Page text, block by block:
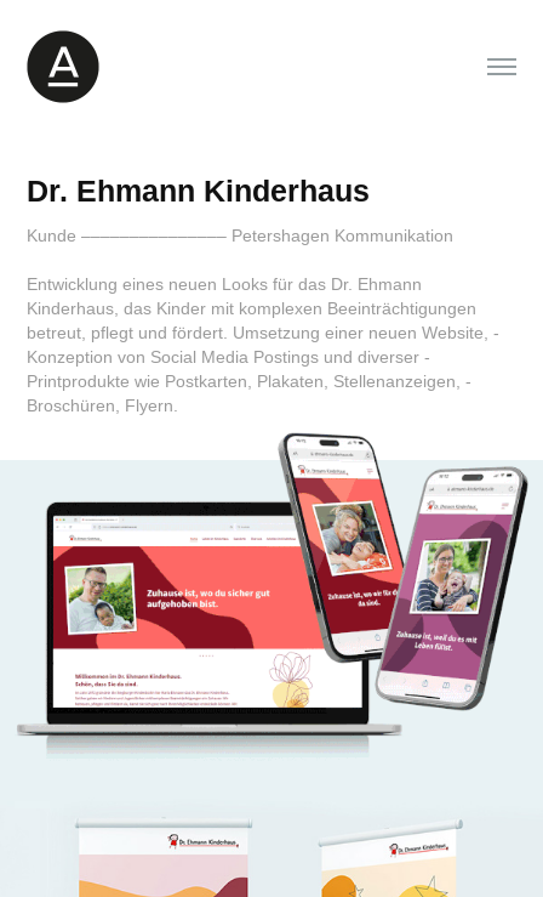
Dr. Ehmann Kinderhaus
Kunde ––––––––––––––– Petershagen Kommunikation
Entwicklung eines neuen Looks für das Dr. Ehmann
Kinderhaus, das Kinder mit ­komplexen Beeinträchtigungen
betreut, pflegt und fördert. Umsetzung einer neuen Website, ­
Konzeption von Social Media Postings und diverser ­
Printprodukte wie Postkarten, ­Plakaten, Stellen­anzeigen, ­
Broschüren, Flyern.